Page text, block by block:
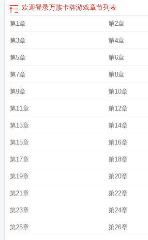
牌游戏免费欢迎登录万族卡牌游戏免费阅读
录万族卡牌游戏by猫三太子欢迎登录万族卡牌游戏精
游戏原名
欢迎登录万族卡
登录万族卡牌游戏笔趣阁
欢迎登录万族卡牌游戏txt
欢迎登录万族卡牌游戏章节列表
第1章 第2章
第3章 第4章
第5章 第6章
第7章 第8章
第9章 第10章
第11章 第12章
第13章 第14章
第15章 第16章
第17章 第18章
第19章 第20章
第21章 第22章
第23章 第24章
第25章 第26章